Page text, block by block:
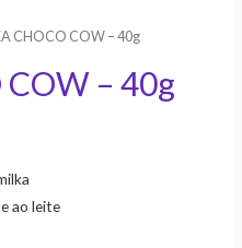
CHOCO COW – 40g
– 40g
ao leite